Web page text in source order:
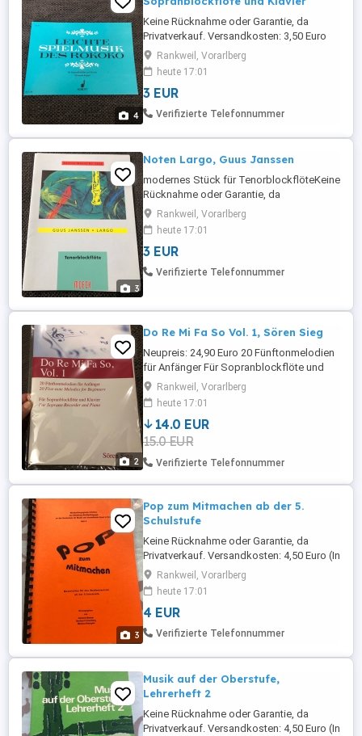
4
Keine Rücknahme oder Garantie, da
Privatverkauf. Versandkosten: 3,50 Euro
Viele günstige Artikel (Kleidung, Spiele,
Bücher) finden sie noch auf meiner Seite!
Rankweil, Vorarlberg
heute 17:01
3 EUR
Verifizierte Telefonnummer
3
Noten Largo, Guus Janssen
modernes Stück für TenorblockflöteKeine
Rücknahme oder Garantie, da
Privatverkauf. Versandkosten: 4,50 Euro (In
das Paket passen 5-6 Bücher)Viele
günstige Artikel (Kleidung, Spiele, Bücher)
finden sie noch auf meiner Seite!
Rankweil, Vorarlberg
heute 17:01
3 EUR
Verifizierte Telefonnummer
2
Do Re Mi Fa So Vol. 1, Sören Sieg
Neupreis: 24,90 Euro 20 Fünftonmelodien
für Anfänger Für Sopranblockflöte und
Klavier Keine Rücknahme oder Garantie,
da Privatverkauf. Versandkosten: 3,50
Euro (ohne Sendungsnummer) Viele
günstige Artikel (Kleidung, Spiele, Bücher)
finden sie noch auf meiner Seite!
Rankweil, Vorarlberg
heute 17:01
14.0 EUR
15.0 EUR
Verifizierte Telefonnummer
3
Pop zum Mitmachen ab der 5.
Schulstufe
Keine Rücknahme oder Garantie, da
Privatverkauf. Versandkosten: 4,50 Euro (In
das Paket passen 5-6 Bücher) Viele
günstige Artikel (Kleidung, Spiele, Bücher)
finden sie noch auf meiner Seite!
Rankweil, Vorarlberg
heute 17:01
4 EUR
Verifizierte Telefonnummer
Musik auf der Oberstufe,
Lehrerheft 2
Keine Rücknahme oder Garantie, da
Privatverkauf. Versandkosten: 4,50 Euro (In